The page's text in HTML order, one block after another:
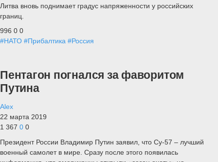
Литва вновь поднимает градус напряженности у российских
границ.
996 0 0
#НАТО #Прибалтика #Россия
Пентагон погнался за фаворитом
Путина
Alex
22 марта 2019
1 367 0 0
Президент России Владимир Путин заявил, что Су-57 – лучший
военный самолет в мире. Сразу после этого появилась